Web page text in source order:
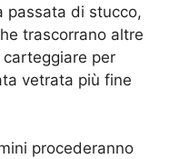
passata di stucco,
trascorrano altre
per
vetrata più fine
procederanno